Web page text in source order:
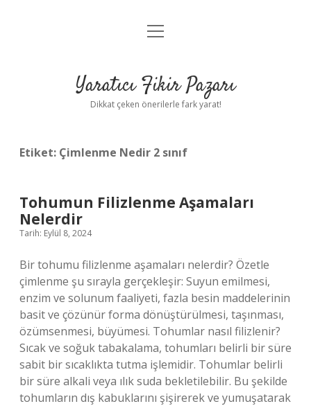
Anasayfa
Yasal Uyarı
menüyü
Yaratıcı Fikir Pazarı
Dikkat çeken önerilerle fark yarat!
Etiket: Çimlenme Nedir 2 sınıf
Tohumun Filizlenme Aşamaları
Nelerdir
Tarih: Eylül 8, 2024
Bir tohumu filizlenme aşamaları nelerdir? Özetle
çimlenme şu sırayla gerçekleşir: Suyun emilmesi,
enzim ve solunum faaliyeti, fazla besin maddelerinin
basit ve çözünür forma dönüştürülmesi, taşınması,
özümsenmesi, büyümesi. Tohumlar nasıl filizlenir?
Sıcak ve soğuk tabakalama, tohumları belirli bir süre
sabit bir sıcaklıkta tutma işlemidir. Tohumlar belirli
bir süre alkali veya ılık suda bekletilebilir. Bu şekilde
tohumların dış kabuklarını şişirerek ve yumuşatarak